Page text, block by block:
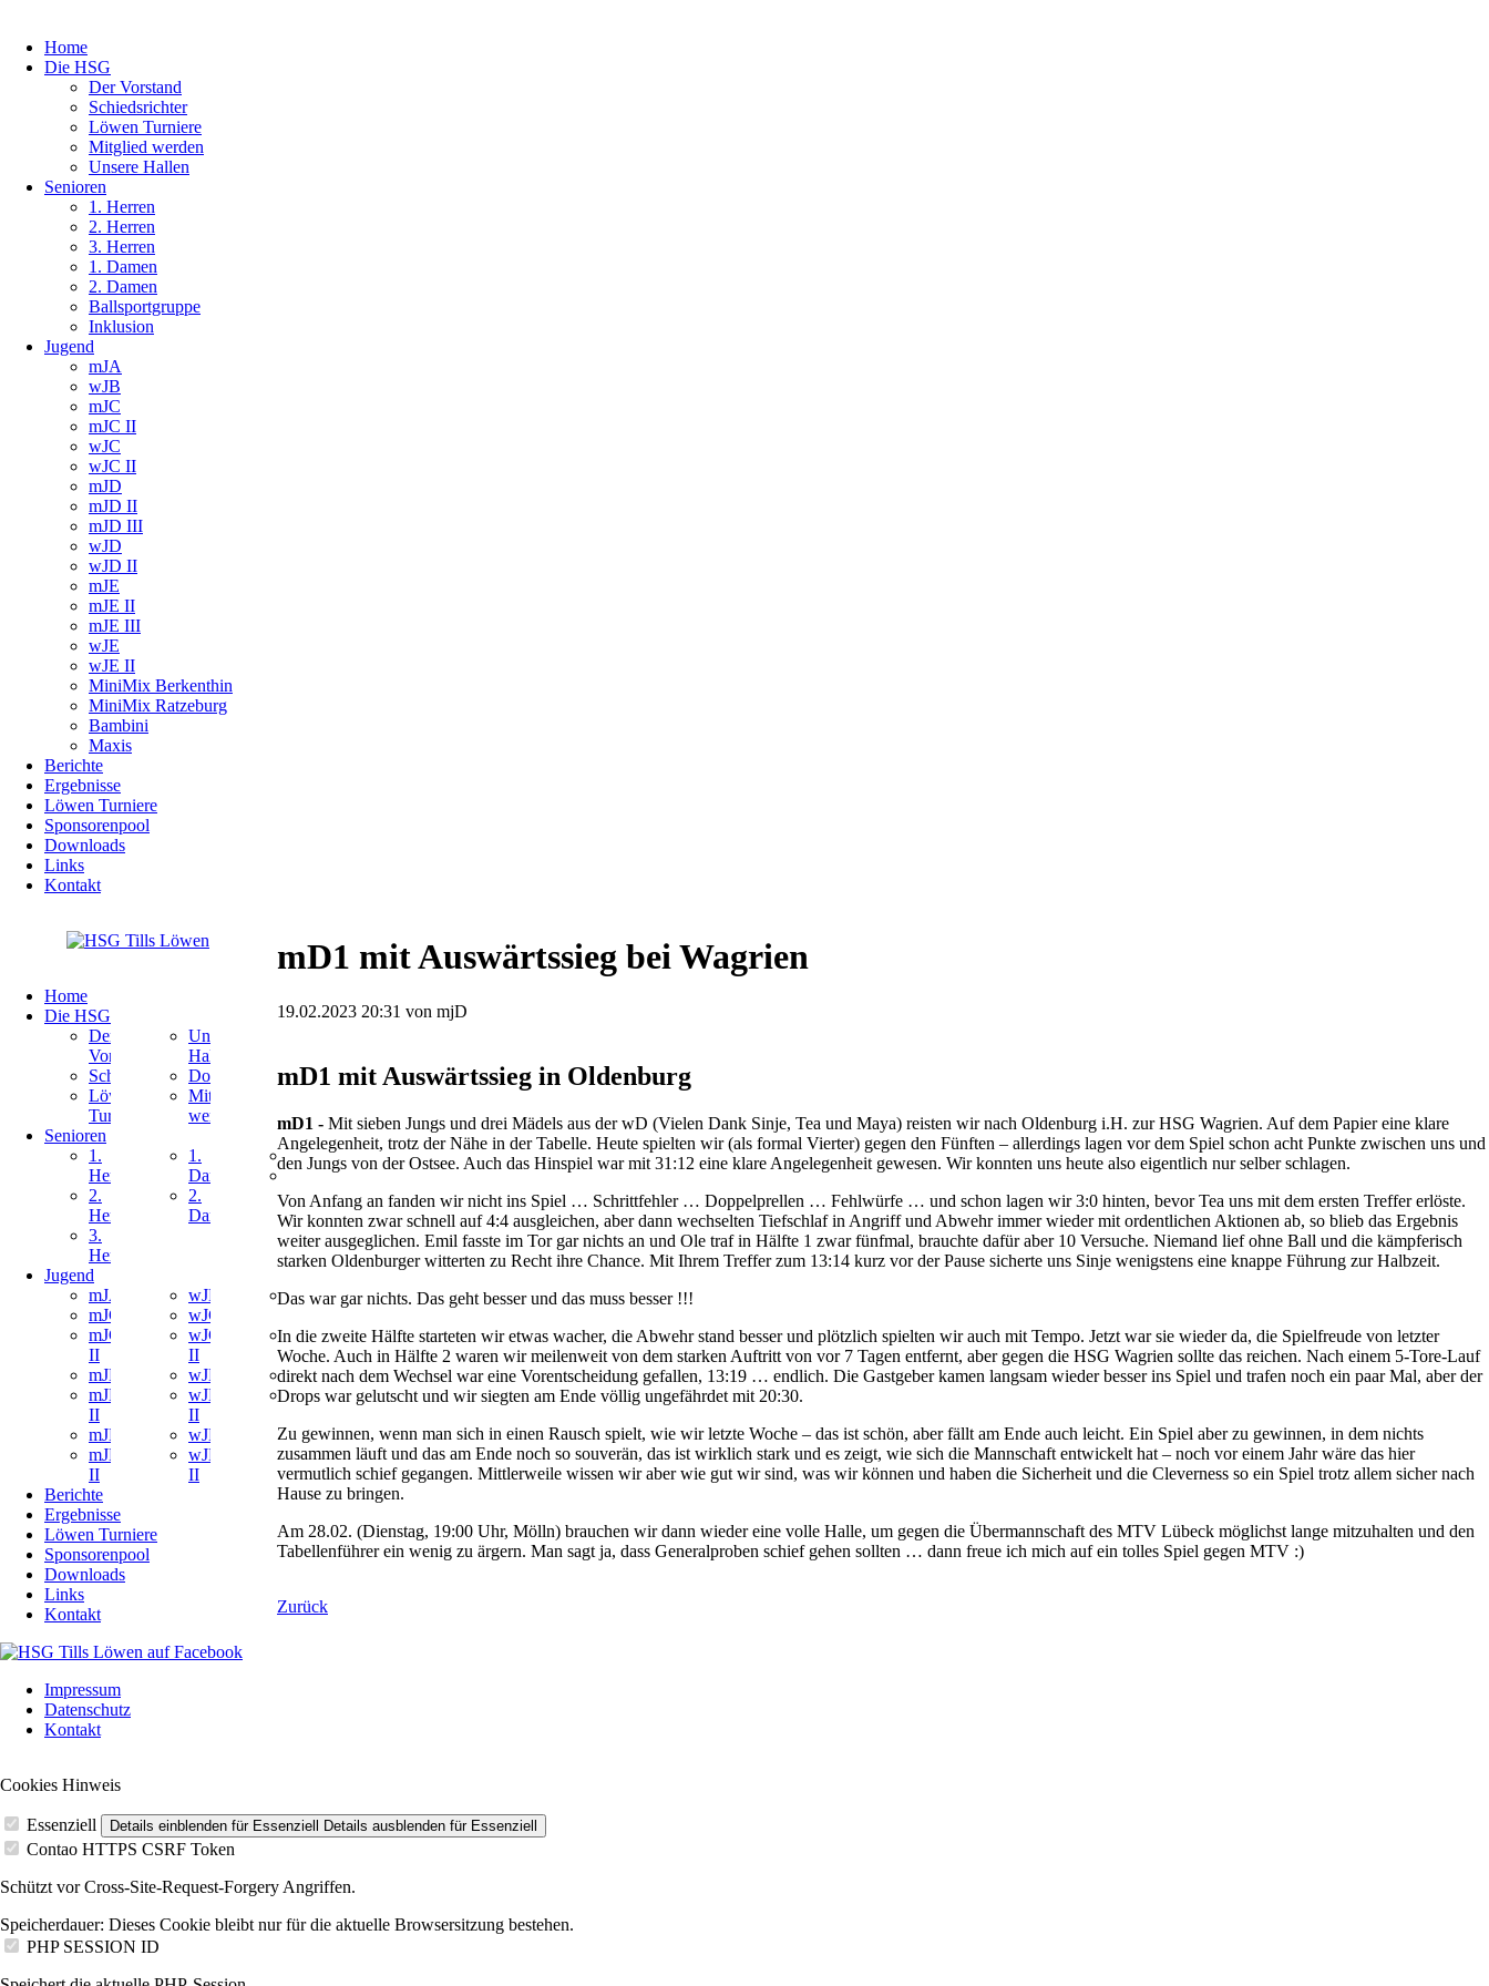
Home
Die HSG
Der Vorstand
Schiedsrichter
Löwen Turniere
Mitglied werden
Unsere Hallen
Senioren
1. Herren
2. Herren
3. Herren
1. Damen
2. Damen
Ballsportgruppe
Inklusion
Jugend
mJA
wJB
mJC
mJC II
wJC
wJC II
mJD
mJD II
mJD III
wJD
wJD II
mJE
mJE II
mJE III
wJE
wJE II
MiniMix Berkenthin
MiniMix Ratzeburg
Bambini
Maxis
Berichte
Ergebnisse
Löwen Turniere
Sponsorenpool
Downloads
Links
Kontakt
mD1 mit Auswärtssieg bei Wagrien
19.02.2023 20:31 von mjD
mD1 mit Auswärtssieg in Oldenburg
mD1 - Mit sieben Jungs und drei Mädels aus der wD (Vielen Dank Sinje, Tea und Maya) reisten wir nach Oldenburg i.H. zur HSG Wagrien. Auf dem Papier eine klare
Angelegenheit, trotz der Nähe in der Tabelle. Heute spielten wir (als formal Vierter) gegen den Fünften – allerdings lagen vor dem Spiel schon acht Punkte zwischen uns und
den Jungs von der Ostsee. Auch das Hinspiel war mit 31:12 eine klare Angelegenheit gewesen. Wir konnten uns heute also eigentlich nur selber schlagen.
Von Anfang an fanden wir nicht ins Spiel … Schrittfehler … Doppelprellen … Fehlwürfe … und schon lagen wir 3:0 hinten, bevor Tea uns mit dem ersten Treffer erlöste.
Wir konnten zwar schnell auf 4:4 ausgleichen, aber dann wechselten Tiefschlaf in Angriff und Abwehr immer wieder mit ordentlichen Aktionen ab, so blieb das Ergebnis
weiter ausgeglichen. Emil fasste im Tor gar nichts an und Ole traf in Hälfte 1 zwar fünfmal, brauchte dafür aber 10 Versuche. Niemand lief ohne Ball und die kämpferisch
starken Oldenburger witterten zu Recht ihre Chance. Mit Ihrem Treffer zum 13:14 kurz vor der Pause sicherte uns Sinje wenigstens eine knappe Führung zur Halbzeit.
Das war gar nichts. Das geht besser und das muss besser !!!
In die zweite Hälfte starteten wir etwas wacher, die Abwehr stand besser und plötzlich spielten wir auch mit Tempo. Jetzt war sie wieder da, die Spielfreude von letzter
Woche. Auch in Hälfte 2 waren wir meilenweit von dem starken Auftritt von vor 7 Tagen entfernt, aber gegen die HSG Wagrien sollte das reichen. Nach einem 5-Tore-Lauf
direkt nach dem Wechsel war eine Vorentscheidung gefallen, 13:19 … endlich. Die Gastgeber kamen langsam wieder besser ins Spiel und trafen noch ein paar Mal, aber der
Drops war gelutscht und wir siegten am Ende völlig ungefährdet mit 20:30.
Zu gewinnen, wenn man sich in einen Rausch spielt, wie wir letzte Woche – das ist schön, aber fällt am Ende auch leicht. Ein Spiel aber zu gewinnen, in dem nichts
zusammen läuft und das am Ende noch so souverän, das ist wirklich stark und es zeigt, wie sich die Mannschaft entwickelt hat – noch vor einem Jahr wäre das hier
vermutlich schief gegangen. Mittlerweile wissen wir aber wie gut wir sind, was wir können und haben die Sicherheit und die Cleverness so ein Spiel trotz allem sicher nach
Hause zu bringen.
Am 28.02. (Dienstag, 19:00 Uhr, Mölln) brauchen wir dann wieder eine volle Halle, um gegen die Übermannschaft des MTV Lübeck möglichst lange mitzuhalten und den
Tabellenführer ein wenig zu ärgern. Man sagt ja, dass Generalproben schief gehen sollten … dann freue ich mich auf ein tolles Spiel gegen MTV :)
Zurück
überspringen
Home
Die HSG
Navigation
überspringen
Der
Vorstand
Schiedsrichter
Löwen
Turniere
Navigation
überspringen
Unsere
Hallen
Downloads
Mitglied
werden
Senioren
Navigation
überspringen
1.
Herren
2.
Herren
3.
Herren
Navigation
überspringen
1.
Damen
2.
Damen
Navigation
überspringen
Ballsportgruppe
Inklusion
Jugend
Navigation
überspringen
mJA
mJC
mJC
II
mJD
mJD
II
mJE
mJE
II
Navigation
überspringen
wJB
wJC
wJC
II
wJD
wJD
II
wJE
wJE
II
NavigationMiniMix
MiniMix
Ratzeburg
Bambini
Maxis
Berichte
Ergebnisse
Löwen Turniere
Sponsorenpool
Downloads
Links
Kontakt
überspringen
Impressum
Datenschutz
Kontakt
Cookies Hinweis
Essenziell Details einblenden für Essenziell Details ausblenden für Essenziell
Contao HTTPS CSRF Token
Schützt vor Cross-Site-Request-Forgery Angriffen.
Speicherdauer: Dieses Cookie bleibt nur für die aktuelle Browsersitzung bestehen.
PHP SESSION ID